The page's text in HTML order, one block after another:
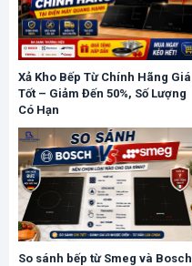
Xả Kho Bếp Từ Chính Hãng Giá
Tốt – Giảm Đến 50%, Số Lượng
Có Hạn
So sánh bếp từ Smeg và Bosch